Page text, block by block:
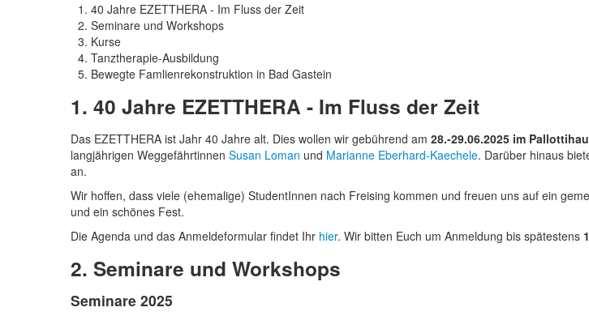
40 Jahre EZETTHERA - Im Fluss der Zeit
Seminare und Workshops
Kurse
Tanztherapie-Ausbildung
Bewegte Famlienrekonstruktion in Bad Gastein
1. 40 Jahre EZETTHERA - Im Fluss der Zeit
Das EZETTHERA ist Jahr 40 Jahre alt. Dies wollen wir gebührend am 28.-29.06.2025 im
langjährigen Weggefährtinnen Susan Loman und Marianne Eberhard-Kaechele. Darüber hinaus
an.
Wir hoffen, dass viele (ehemalige) StudentInnen nach Freising kommen und freuen uns auf ein
und ein schönes Fest.
Die Agenda und das Anmeldeformular findet Ihr hier. Wir bitten Euch um Anmeldung bis spätestens
2. Seminare und Workshops
Seminare 2025